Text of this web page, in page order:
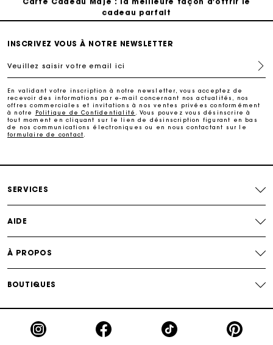
cadeau parfait
Livraison à domicile offerte sous 2 jours ouvrés
Echanges & Retours offerts
INSCRIVEZ VOUS À NOTRE NEWSLETTER
Veuillez saisir votre email ici
En validant votre inscription à notre newsletter, vous acceptez de
recevoir des informations par e-mail concernant nos actualités, nos
offres commerciales et invitations à nos ventes privées conformément
à notre
Politique de Confidentialité
. Vous pouvez vous désinscrire à
tout moment en cliquant sur le lien de désinscription figurant en bas
de nos communications électroniques ou en nous contactant sur le
formulaire de contact
SERVICES
AIDE
À PROPOS
BOUTIQUES